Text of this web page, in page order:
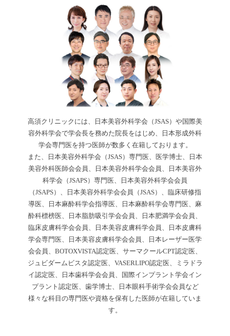
高須クリニックには、日本美容外科学会（JSAS）や国際美
容外科学会で学会長を務めた院長をはじめ、日本形成外科
学会専門医を持つ医師が数多く在籍しております。
また、日本美容外科学会（JSAS）専門医、医学博士、日本
美容外科医師会会員、日本美容外科学会会員、日本美容外
科学会（JSAPS）専門医、日本美容外科学会会員
（JSAPS）、日本美容外科学会会員（JSAS）、臨床研修指
導医、日本麻酔科学会指導医、日本麻酔科学会専門医、麻
酔科標榜医、日本脂肪吸引学会会員、日本肥満学会会員、
臨床皮膚科学会会員、日本美容皮膚科学会員、日本皮膚科
学会専門医、日本美容皮膚科学会会員、日本レーザー医学
会会員、BOTOXVISTA認定医、サーマクールCPT認定医、
ジュビダームビスタ認定医、VASERLIPO認定医、ミラドラ
イ認定医、日本歯科学会会員、国際インプラント学会イン
プラント認定医、歯学博士、日本眼科手術学会会員など
様々な科目の専門医や資格を保有した医師が在籍していま
す。